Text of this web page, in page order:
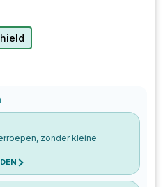
zonder kleine